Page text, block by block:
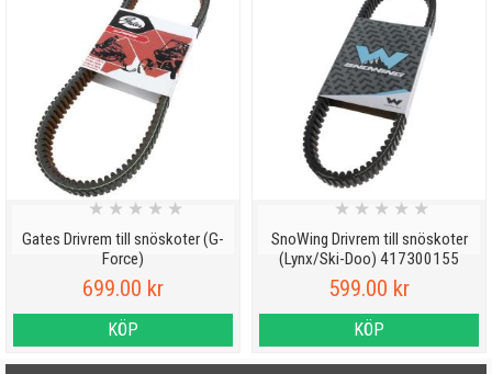
Gates Drivrem till snöskoter (G-
Force)
★ ★ ★ ★ ★
699.00 kr
KÖP
SnoWing Drivrem till snöskoter
(Lynx/Ski-Doo) 417300155
★ ★ ★ ★ ★
599.00 kr
KÖP